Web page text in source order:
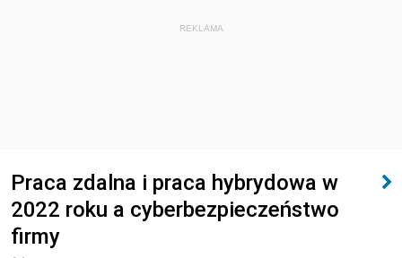
REKLAMA
Praca zdalna i praca hybrydowa w
2022 roku a cyberbezpieczeństwo
firmy